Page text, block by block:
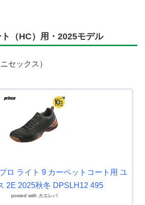
（HC）用・2025モデル
セックス）
ロ ライト 9 カーペットコート用 ユ
2E 2025秋冬 DPSLH12 495
posted with カエレバ